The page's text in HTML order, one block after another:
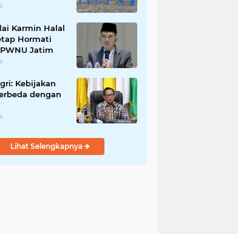
Harus Kita
Karmin Halal
Hormati
Jatim
Kebijakan
dengan
Lihat Selengkapnya